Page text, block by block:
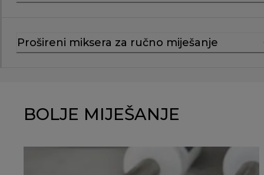
Prošireni miksera za ručno miješanje
BOLJE MIJEŠANJE